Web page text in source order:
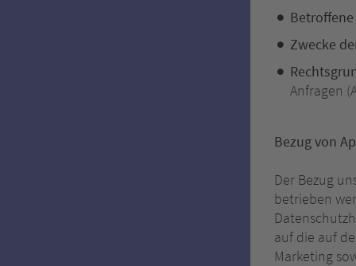
Zwecke
Anfragen
Bezug von
Der Bezug
betrieben
auf die auf
Marketing